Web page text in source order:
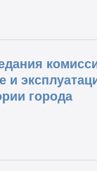
и
города